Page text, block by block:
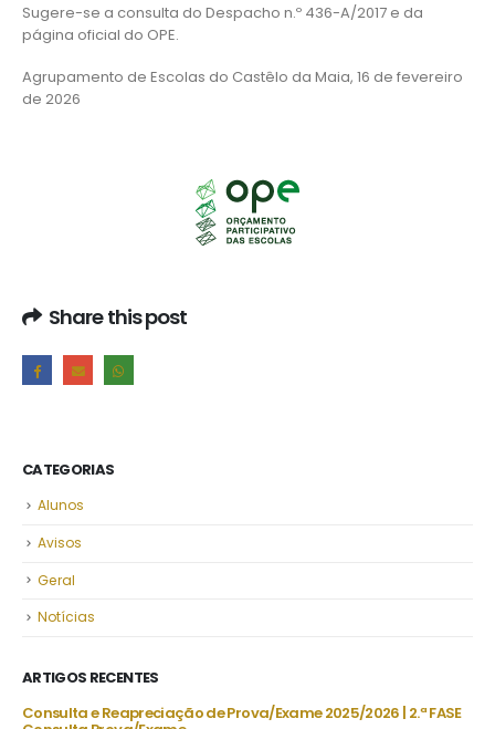
Sugere-se a consulta do Despacho n.º 436-A/2017 e da
página oficial do OPE.
Agrupamento de Escolas do Castêlo da Maia, 16 de fevereiro
de 2026
Share this post
CATEGORIAS
Alunos
Avisos
Geral
Notícias
ARTIGOS RECENTES
| 2.ª FASE
Projeto “BONJOUR, LE FRANÇAIS!” | “LES